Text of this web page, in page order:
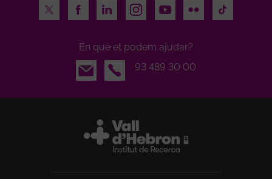
Twitter
FacebookLinkedInInstagramYoutubeFlickr TikTok
En què et podem ajudar?
Email
93 489 30 00